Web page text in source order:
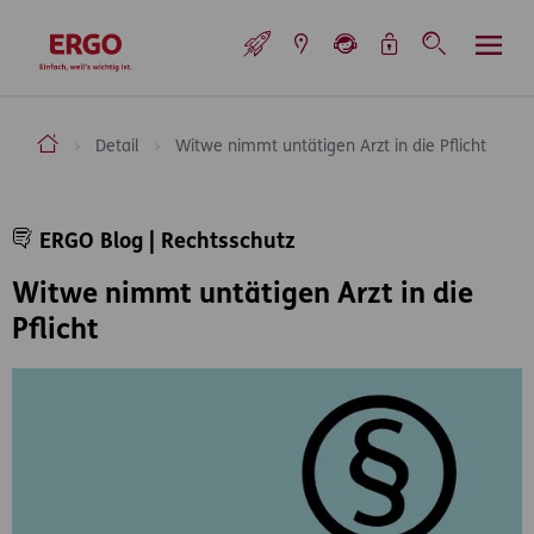
zur Startseite
ERGO Versicherung Aktiengesellschaft
Detail Witwe nimmt untätigen Arzt in die Pflicht
Witwe nimmt untätigen Arzt in die
Pflicht
ERGO Blog | Rechtsschutz